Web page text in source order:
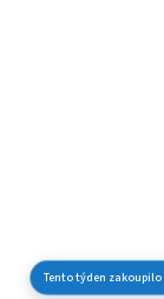
Tento týden zakoupilo